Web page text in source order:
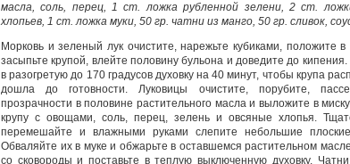
масла, соль, перец, 1 ст. ложка рубленной зелени, 2 ст.
хлопьев, 1 ст. ложка муки, 50 гр. чатни из манго, 50 гр. сливок,
Морковь и зеленый лук очистите, нарежьте кубиками, положите
засыпьте крупой, влейте половину бульона и доведите до кипения.
в разогретую до 170 градусов духовку на 40 минут, чтобы крупа
дошла до готовности. Луковицы очистите, порубите,
прозрачности в половине растительного масла и выложите в
крупу с овощами, соль, перец, зелень и овсяные хлопья.
перемешайте и влажными руками слепите небольшие
Обваляйте их в муке и обжарьте в оставшемся растительном
со сковороды и поставьте в теплую выключенную духовку.